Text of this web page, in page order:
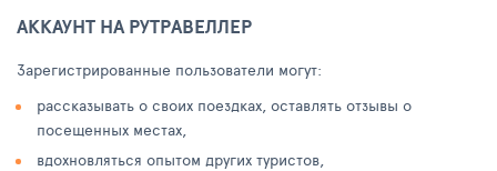
АККАУНТ НА РУТРАВЕЛЛЕР
Зарегистрированные пользователи могут:
рассказывать о своих поездках, оставлять отзывы о
посещенных местах,
вдохновляться опытом других туристов,